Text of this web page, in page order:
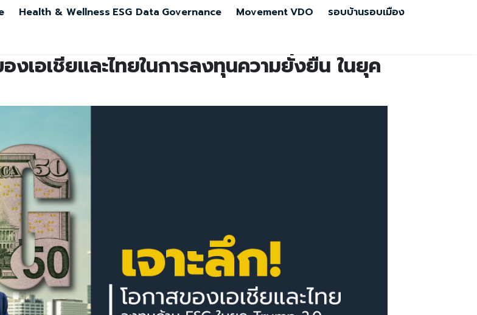
Health & Wellness ESG Data Governance MovementVDO รอบบ้านรอบเมือง
งเอเชียและไทยในการลงทุนความยั่งยืน ในยุค